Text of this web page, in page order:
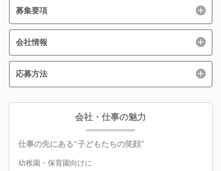
募集要項
会社情報
応募方法
会社・仕事の魅力
仕事の先にある“子どもたちの笑顔”
幼稚園・保育園向けに